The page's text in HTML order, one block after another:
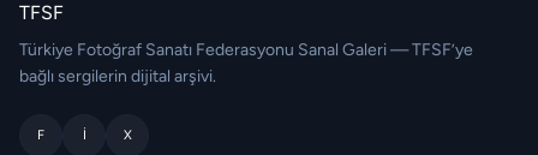
TFSF
Türkiye Fotoğraf Sanatı Federasyonu Sanal Galeri — TFSF’ye
bağlı sergilerin dijital arşivi.
F I X